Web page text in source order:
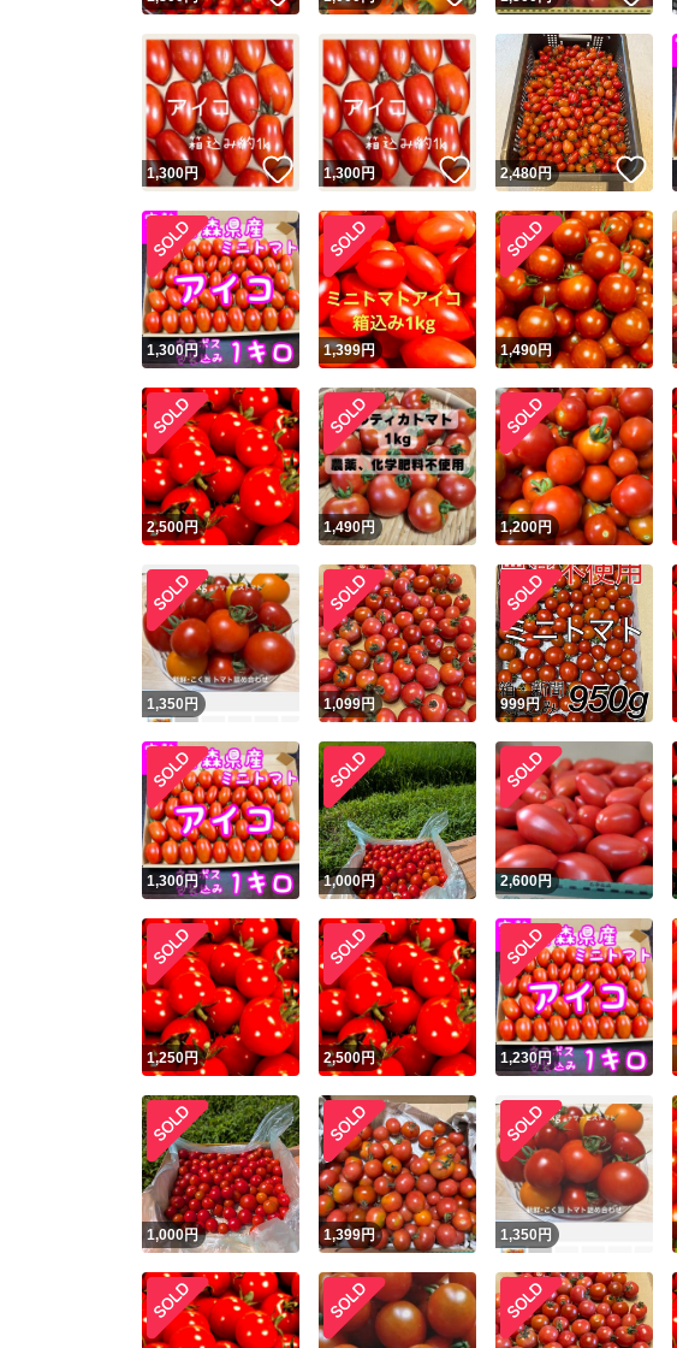
スピード発送
安心発送
1,300円 いいね！
1,300円 いいね！
2,480円
1,300円 1,399円 1,490円
2,500円 1,490円 1,200円
1,350 円 1,099円 999円
1,300円 1,000円 2,600円
1,250円 2,500円 1,230円
1,000円 1,399円 1,350 円